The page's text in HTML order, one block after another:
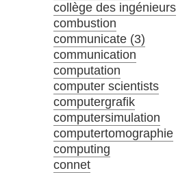
collège des ingénieurs
combustion
communicate (3)
communication
computation
computer scientists
computergrafik
computersimulation
computertomographie
computing
connet